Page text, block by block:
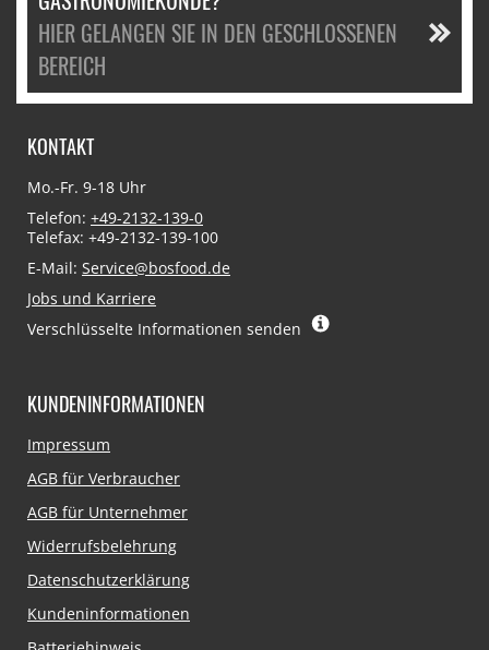
HIER GELANGEN SIE IN DEN GESCHLOSSENEN
BEREICH
KONTAKT
Mo.-Fr. 9-18 Uhr
Telefon: +49-2132-139-0
Telefax: +49-2132-139-100
E-Mail: Service@bosfood.de
Jobs und Karriere
Verschlüsselte Informationen senden
KUNDENINFORMATIONEN
Navigation
Impressum
AGB für Verbraucher
AGB für Unternehmer
Widerrufsbelehrung
Datenschutzerklärung
Kundeninformationen